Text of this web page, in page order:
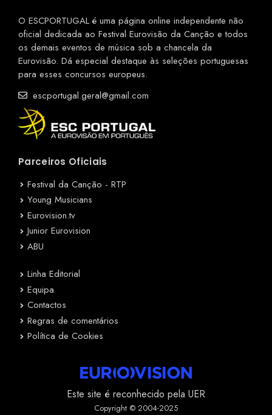
O ESCPORTUGAL é uma página online independente não
oficial dedicada ao Festival Eurovisão da Canção e todos
os demais eventos de música sob a chancela da
Eurovisão. Dá especial destaque às seleções portuguesas
para esses concursos europeus.
escportugal.geral@gmail.com
Parceiros Oficiais
Festival da Canção - RTP
Young Musicians
Eurovision.tv
Junior Eurovision
ABU
Linha Editorial
Equipa
Contactos
Regras de comentários
Política de Cookies
Este site é reconhecido pela UER
Copyright © 2004-2025